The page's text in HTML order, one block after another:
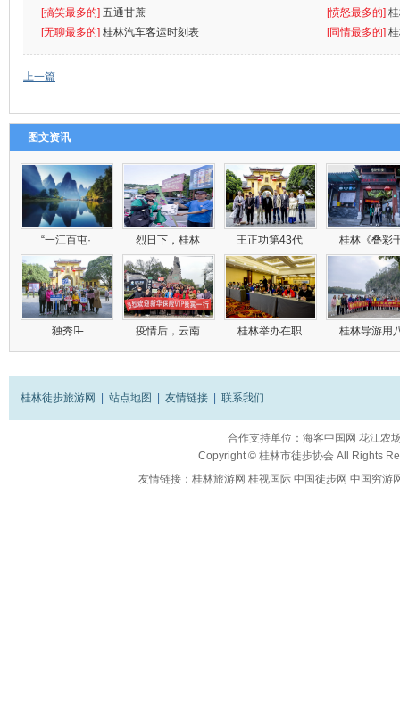
[搞笑最多的] 五通甘蔗 [愤怒最多的]
[无聊最多的] 桂林汽车客运时刻表 [同情最多的]
上一篇
图文资讯
“一江百屯· 烈日下，桂林 王正功第43代 桂林《叠彩
独秀峰̶ 疫情后，云南 桂林举办在职 桂林导游用
桂林徒步旅游网 站点地图 友情链接 联系我们
合作支持单位： 海客中国网 花江农
Copyright © 桂林市徒步协会All Rights
友情链接： 桂林旅游网 桂视国际 中国徒步网 中国穷游